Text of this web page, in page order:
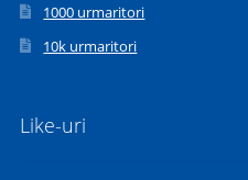
1000 urmaritori
10k urmaritori
Like-uri